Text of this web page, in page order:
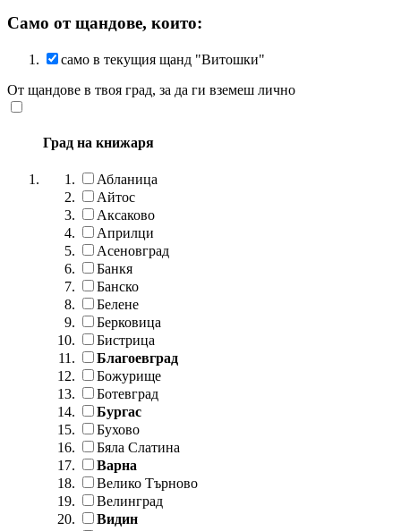
Само от щандове, които:
само в текущия щанд "Витошки"
От щандове в твоя град, за да ги вземеш лично
Град на книжаря
Абланица
Айтос
Аксаково
Априлци
Асеновград
Банкя
Банско
Белене
Берковица
Бистрица
Благоевград
Божурище
Ботевград
Бургас
Бухово
Бяла Слатина
Варна
Велико Търново
Велинград
Видин